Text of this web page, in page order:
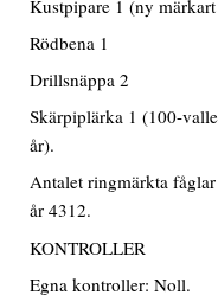
Kustpipare 1 (ny
Rödbena 1
Drillsnäppa 2
Skärpiplärka 1 (100-
år).
Antalet ringmärkta
år 4312.
KONTROLLER
Egna kontroller: Noll.